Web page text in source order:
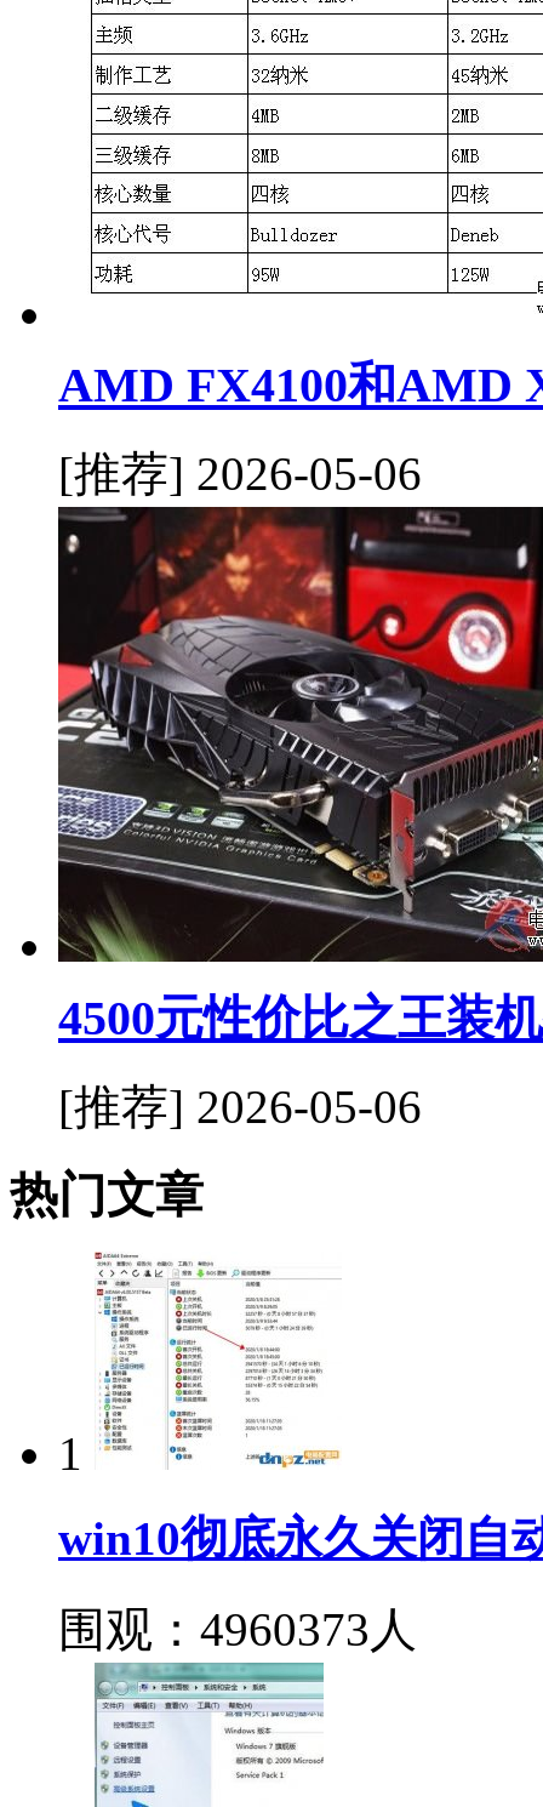
AMD FX4100和AMD
[推荐] 2026-05-06
4500元性价比之王装
[推荐] 2026-05-06
热门文章
1
win10彻底永久关闭自
围观：4960373人